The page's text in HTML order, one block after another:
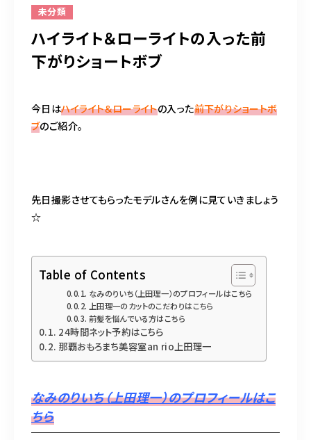
未分類
ハイライト＆ローライトの入った前
下がりショートボブ
今日はハイライト＆ローライトの入った前下がりショートボ
ブのご紹介。
先日撮影させてもらったモデルさんを例に見ていきましょう
☆
Table of Contents
なみのりいち（上田理一）のプロフィールはこちら
上田理一のカットのこだわりはこちら
前髪を悩んでいる方はこちら
24時間ネット予約はこちら
那覇おもろまち美容室an rio上田理一
なみのりいち（上田理一）のプロフィールはこ
ちら
STAFF〈anrio TIERRA〉
CONTACT
098-943-5969
10:00～19:00（日月除く）
098-917-5366
098-917-5366